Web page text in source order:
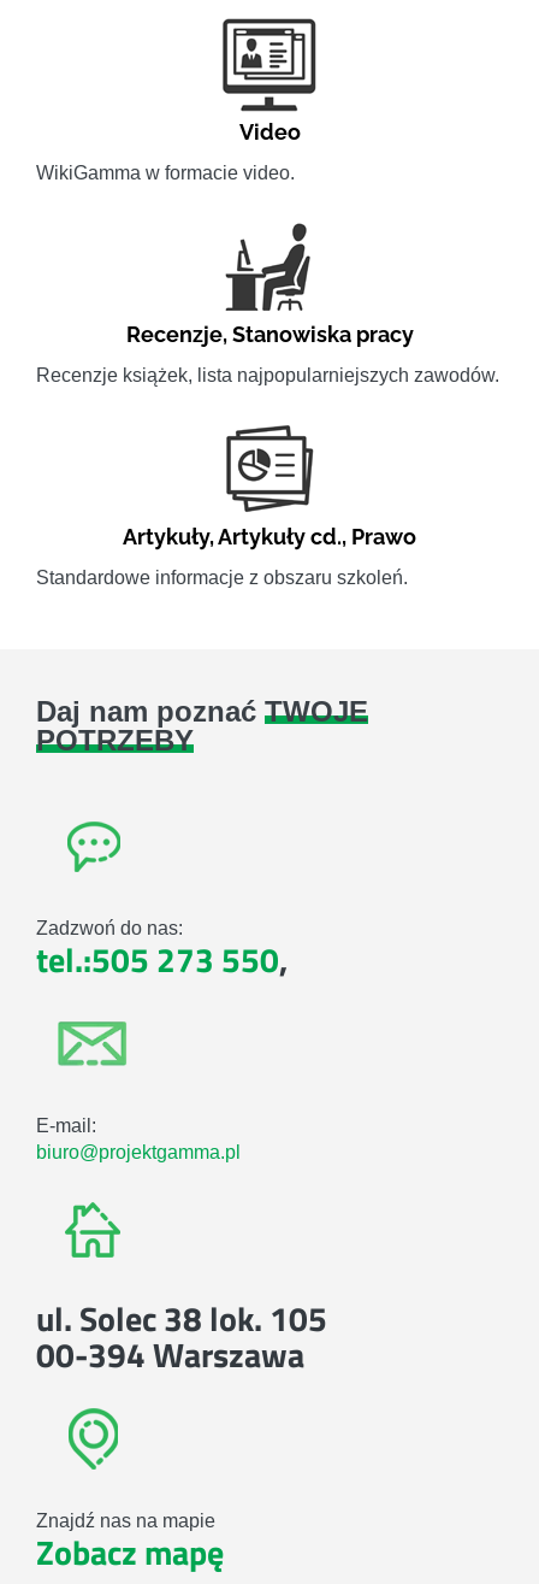
Video
WikiGamma w formacie video.
Recenzje,Stanowiska pracy
Recenzje książek, lista najpopularniejszych zawodów.
Artykuły,Artykuły cd., Prawo
Standardowe informacje z obszaru szkoleń.
Daj nam poznać TWOJE
POTRZEBY
Zadzwoń do nas:
tel.:505 273 550,
E-mail:
biuro@projektgamma.pl
ul. Solec 38 lok. 105
00-394 Warszawa
Znajdź nas na mapie
Zobacz mapę